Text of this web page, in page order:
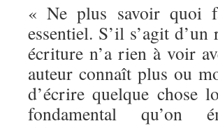
« Ne plus savoir quoi
essentiel. S’il s’agit
écriture n’a rien à voir
auteur connaît plus ou
d’écrire quelque chose
fondamental